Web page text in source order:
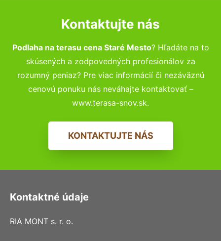
Kontaktujte nás
Podlaha na terasu cena Staré Mesto? Hľadáte na to
skúsených a zodpovedných profesionálov za
rozumný peniaz? Pre viac informácií či nezáväznú
cenovú ponuku nás neváhajte kontaktovať –
www.terasa-snov.sk.
KONTAKTUJTE NÁS
Kontaktné údaje
RIA MONT s. r. o.